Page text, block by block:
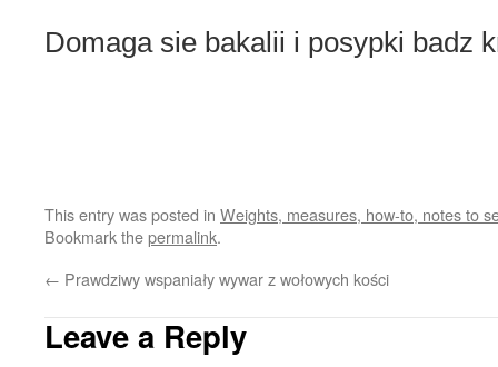
Domaga sie bakalii i posypki badz
This entry was posted in Weights, measures, how-to, notes to
Bookmark thepermalink.
← Prawdziwy wspaniały wywar z wołowych kości
Leave a Reply